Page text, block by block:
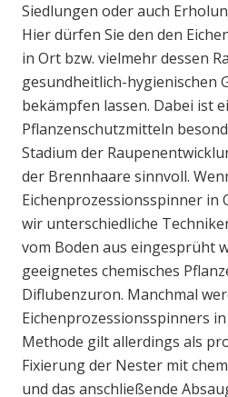
Siedlungen oder auch
Hier dürfen Sie den den
in Ort bzw. vielmehr dessen
gesundheitlich-hygienischen
bekämpfen lassen. Dabei ist
Pflanzenschutzmitteln
Stadium der
der Brennhaare sinnvoll.
Eichenprozessionsspinner in
wir unterschiedliche
vom Boden aus eingesprüht
geeignetes chemisches
Diflubenzuron. Manchmal
Eichenprozessionsspinners
Methode gilt allerdings als
Fixierung der Nester mit
und das anschließende